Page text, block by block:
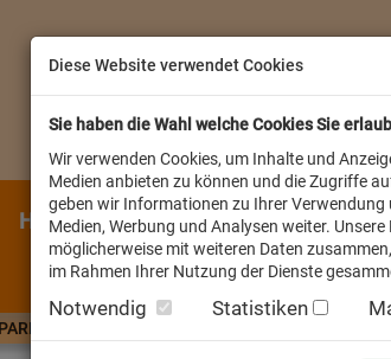
Heimtier
Diese Website verwendet Cookies
Sie haben die Wahl welche Cookies Sie
Wir verwenden Cookies, um Inhalte und
Medien anbieten zu können und die Zugriffe
geben wir Informationen zu Ihrer
Medien, Werbung und Analysen weiter.
möglicherweise mit weiteren Daten
im Rahmen Ihrer Nutzung der Dienste
Notwendig Statistiken